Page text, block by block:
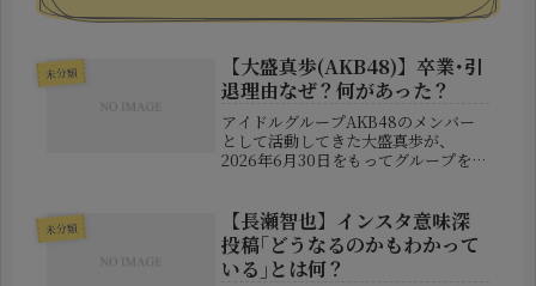
未分類
【大盛真歩(AKB48)】卒業･引
退理由なぜ？何があった？
アイドルグループAKB48のメンバー
として活動してきた大盛真歩が、
2026年6月30日をもってグループを卒
集めています。約8年間にわたる活動
の節目となる今回の発表は、多くの...
未分類
【長瀬智也】インスタ意味深
投稿｢どうなるのかもわかって
いる｣とは何？